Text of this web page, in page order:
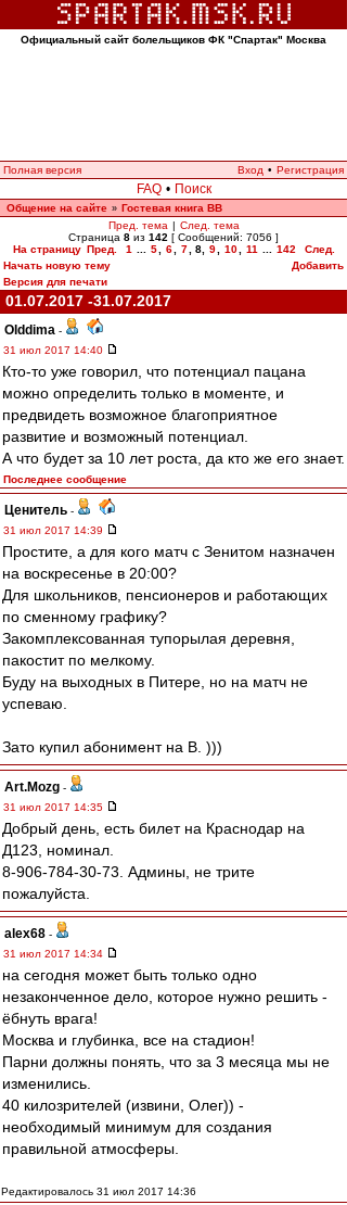
Официальный сайт болельщиков ФК "Спартак" Москва
Полная версия Вход • Регистрация
FAQ • Поиск
Общение на сайте » Гостевая книга ВВ
Пред. тема | След. тема
Страница 8 из 142 [ Сообщений: 7056 ]
На страницу Пред. 1 5 6 7 8, 9 10 11 142
След.
Начать новую тему
Добавить
Версия для печати
01.07.2017 -31.07.2017
Olddima -
31 июл 2017 14:40
Кто-то уже говорил, что потенциал пацана
можно определить только в моменте, и
предвидеть возможное благоприятное
развитие и возможный потенциал.
А что будет за 10 лет роста, да кто же его знает.
Последнее сообщение
Ценитель -
31 июл 2017 14:39
Простите, а для кого матч с Зенитом назначен
на воскресенье в 20:00?
Для школьников, пенсионеров и работающих
по сменному графику?
Закомплексованная тупорылая деревня,
пакостит по мелкому.
Буду на выходных в Питере, но на матч не
успеваю.
Зато купил абонимент на B. )))
Art.Mozg -
31 июл 2017 14:35
Добрый день, есть билет на Краснодар на
Д123, номинал.
8-906-784-30-73. Админы, не трите
пожалуйста.
alex68 -
31 июл 2017 14:34
на сегодня может быть только одно
незаконченное дело, которое нужно решить -
ёбнуть врага!
Москва и глубинка, все на стадион!
Парни должны понять, что за 3 месяца мы не
изменились.
40 килозрителей (извини, Олег)) -
необходимый минимум для создания
правильной атмосферы.
Редактировалось 31 июл 2017 14:36